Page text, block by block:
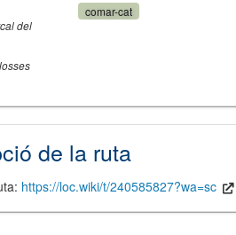
del
comar-cat
de la ruta
https://loc.wiki/t/240585827?wa=sc